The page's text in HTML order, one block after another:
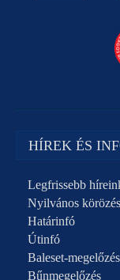
HÍREK ÉS
Legfrissebb
Nyilvános
Határinfó
Útinfó
Baleset-megelőzés
Bűnmegelőzés